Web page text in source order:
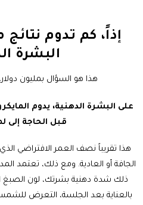
إذاً، كم تدوم نتائج
البشرة
هذا هو السؤال بمليون
قبل الحاجة إلى
هذا تقريباً نصف العمر الافتراضي
الجافة أو العادية. ومع ذلك، تعتمد
ذلك شدة دهنية بشرتك، لون الصبغ
بالعناية بعد الجلسة، التعرض